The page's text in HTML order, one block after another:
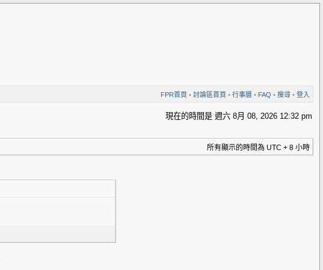
FPR首頁 • 討論區首頁 • 行事曆 • FAQ • 搜尋 • 登入
現在的時間是 週六 8月 08, 2026 12:32 pm
所有顯示的時間為 UTC + 8 小時